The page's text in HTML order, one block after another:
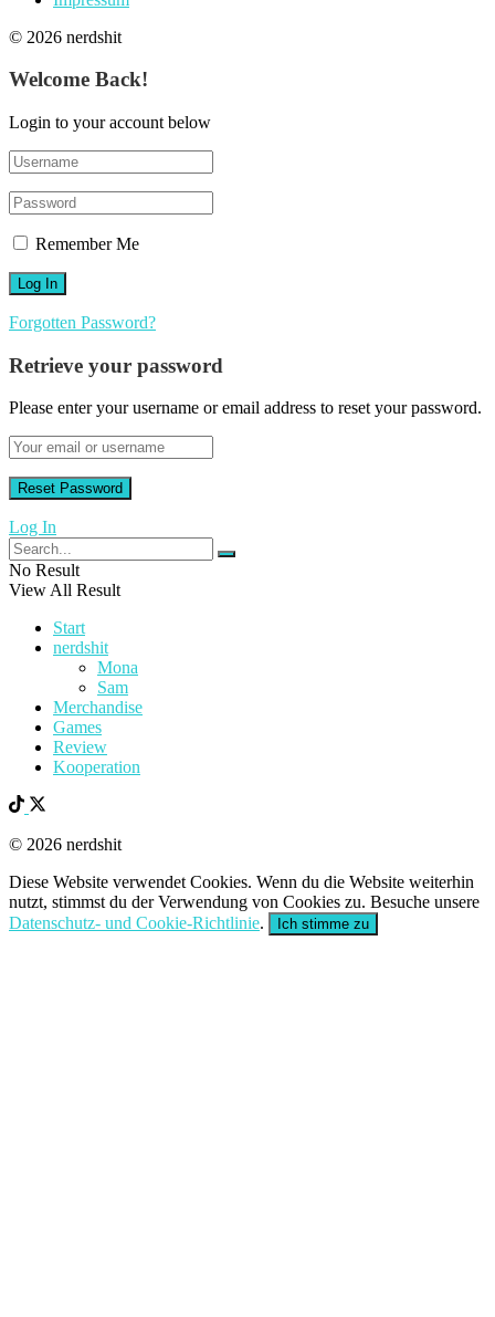
© 2026 nerdshit
Welcome Back!
Login to your account below
Remember Me
Forgotten Password?
Retrieve your password
Please enter your username or email address to reset your password.
Log In
No Result
View All Result
Start
nerdshit
Mona
Sam
Merchandise
Games
Review
Kooperation
© 2026 nerdshit
Diese Website verwendet Cookies. Wenn du die Website weiterhin
nutzt, stimmst du der Verwendung von Cookies zu. Besuche unsere
Datenschutz- und Cookie-Richtlinie. Ich stimme zu